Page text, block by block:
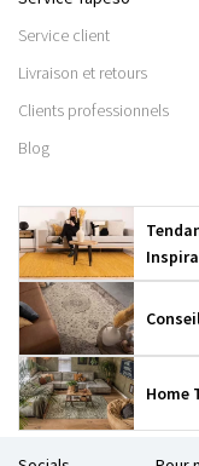
Service client
Livraison et retours
Clients professionnels
Blog
Home